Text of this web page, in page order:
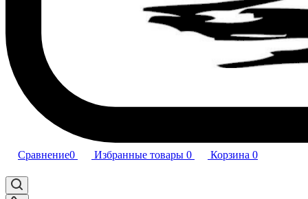
Сравнение0 Избранные товары 0 Корзина 0